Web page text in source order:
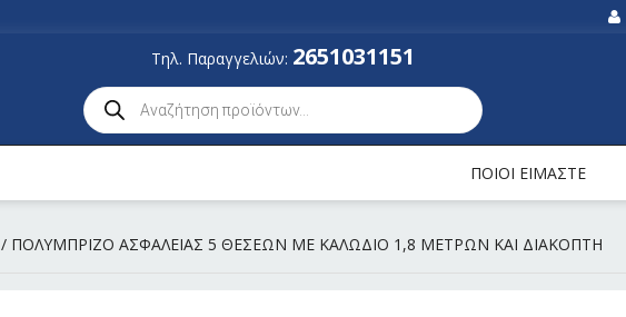
Τηλ. Παραγγελιών: 2651031151
ΠΟΙΟΙ ΕΙΜΑΣΤΕ
/ ΠΟΛΥΜΠΡΙΖΟ ΑΣΦΑΛΕΙΑΣ 5 ΘΕΣΕΩΝ ΜΕ ΚΑΛΩΔΙΟ 1,8 ΜΕΤΡΩΝ ΚΑΙ ΔΙΑΚΟΠΤΗ